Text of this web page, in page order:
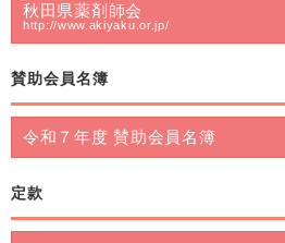
秋田県薬剤師会
http://www.akiyaku.or.jp/
賛助会員名簿
令和７年度 賛助会員名簿
定款